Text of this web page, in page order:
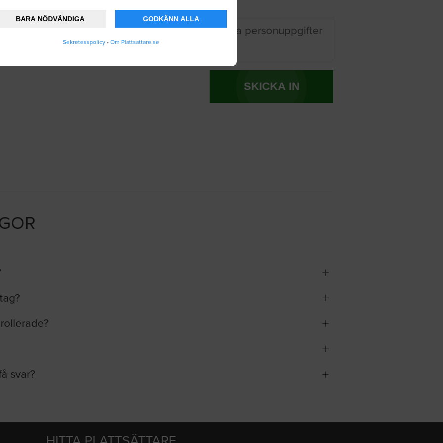
BARA NÖDVÄNDIGA GODKÄNN ALLA
Sekretesspolicy• Om Plattsattare.se
att Plattsattare.se lagrar och använder mina personuppgifter
.
SKICKA IN
svar?